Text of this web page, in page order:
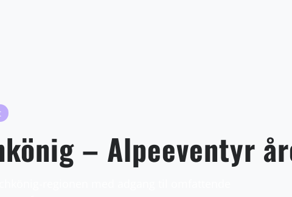
– Alpeeventyr